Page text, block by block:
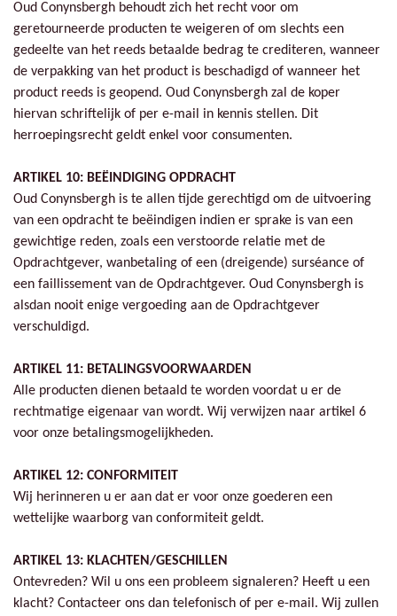
Oud Conynsbergh behoudt zich het recht voor om
geretourneerde producten te weigeren of om slechts een
gedeelte van het reeds betaalde bedrag te crediteren, wanneer
de verpakking van het product is beschadigd of wanneer het
product reeds is geopend. Oud Conynsbergh zal de koper
hiervan schriftelijk of per e-mail in kennis stellen. Dit
herroepingsrecht geldt enkel voor consumenten.
ARTIKEL 10: BEËINDIGING OPDRACHT
Oud Conynsbergh is te allen tijde gerechtigd om de uitvoering
van een opdracht te beëindigen indien er sprake is van een
gewichtige reden, zoals een verstoorde relatie met de
Opdrachtgever, wanbetaling of een (dreigende) surséance of
een faillissement van de Opdrachtgever. Oud Conynsbergh is
alsdan nooit enige vergoeding aan de Opdrachtgever
verschuldigd.
ARTIKEL 11: BETALINGSVOORWAARDEN
Alle producten dienen betaald te worden voordat u er de
rechtmatige eigenaar van wordt. Wij verwijzen naar artikel 6
voor onze betalingsmogelijkheden.
ARTIKEL 12: CONFORMITEIT
Wij herinneren u er aan dat er voor onze goederen een
wettelijke waarborg van conformiteit geldt.
ARTIKEL 13: KLACHTEN/GESCHILLEN
Ontevreden? Wil u ons een probleem signaleren? Heeft u een
klacht? Contacteer ons dan telefonisch of per e-mail. Wij zullen